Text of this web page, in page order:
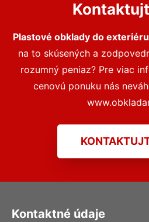
Plastové obklady do
na to skúsených a
rozumný peniaz? Pre viac
cenovú ponuku nás
Kontaktné údaje